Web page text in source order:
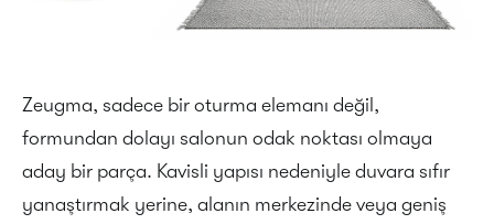
Zeugma, sadece bir oturma elemanı değil,
formundan dolayı salonun odak noktası olmaya
aday bir parça. Kavisli yapısı nedeniyle duvara sıfır
yanaştırmak yerine, alanın merkezinde veya geniş